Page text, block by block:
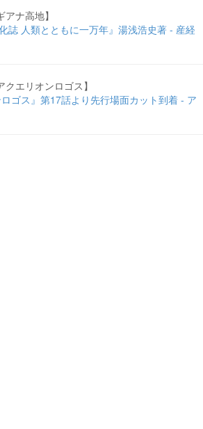
ナ高地】
誌 人類とともに一万年』湯浅浩史著 - 産経
エリオンロゴス】
ゴス』第17話より先行場面カット到着 - ア